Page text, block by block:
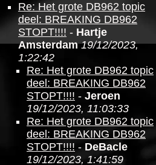
Re: Het grote DB962 topic
deel: BREAKING DB962
STOPT!!!! - Hartje
Amsterdam 19/12/2023,
1:22:42
Re: Het grote DB962 topic
deel: BREAKING DB962
STOPT!!!! - Jeroen
19/12/2023, 11:03:33
Re: Het grote DB962 topic
deel: BREAKING DB962
STOPT!!!! - DeBacle
19/12/2023, 1:41:59